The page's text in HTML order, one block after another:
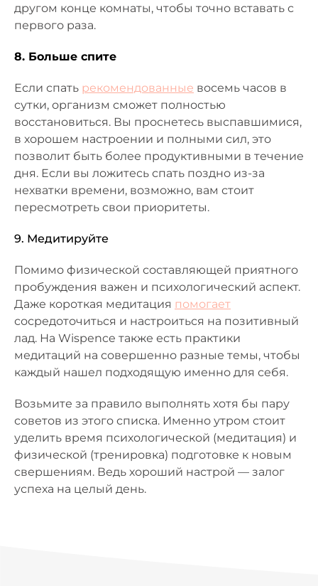
другом конце комнаты, чтобы точно вставать с
первого раза.
8. Больше спите
Если спать рекомендованные восемь часов в
сутки, организм сможет полностью
восстановиться. Вы проснетесь выспавшимися,
в хорошем настроении и полными сил, это
позволит быть более продуктивными в течение
дня. Если вы ложитесь спать поздно из-за
нехватки времени, возможно, вам стоит
пересмотреть свои приоритеты.
9. Медитируйте
Помимо физической составляющей приятного
пробуждения важен и психологический аспект.
Даже короткая медитация помогает
сосредоточиться и настроиться на позитивный
лад. На Wispence также есть практики
медитаций на совершенно разные темы, чтобы
каждый нашел подходящую именно для себя.
Возьмите за правило выполнять хотя бы пару
советов из этого списка. Именно утром стоит
уделить время психологической (медитация) и
физической (тренировка) подготовке к новым
свершениям. Ведь хороший настрой — залог
успеха на целый день.